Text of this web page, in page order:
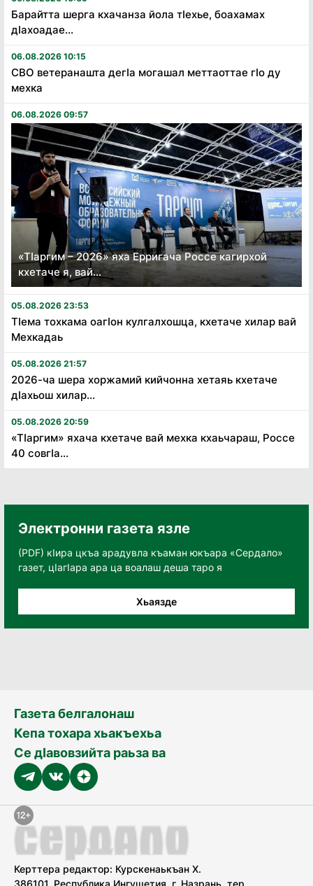
Барайтта шерга кхачанза йола тӏехье, боахамах
дӏахоадае...
06.08.2026 10:15
СВО ветеранашта дегӏа могашал меттаоттае гӏо ду
мехка
06.08.2026 09:57
«Тӏаргим – 2026» яха Ерригача Россе кагирхой
кхетаче я, вай...
05.08.2026 23:53
Тӏема тохкама оагӏон кулгалхошца, кхетаче хилар вай
Мехкадаь
05.08.2026 21:57
2026-ча шера хоржамий кийчонна хетаяь кхетаче
дӏахьош хилар...
05.08.2026 20:59
«Тӏаргим» яхача кхетаче вай мехка кхаьчараш, Россе
40 совгӏа...
Электронни газета язле
(PDF) кӀира цкъа арадувла къаман юкъара «Сердало»
газет, цӀагӀара ара ца воалаш деша таро я
Хьаязде
Газета белгалонаш
Кепа тохара хьакъехьа
Се дӀавовзийта раьза ва
Керттера редактор: Курскенаькъан Х.